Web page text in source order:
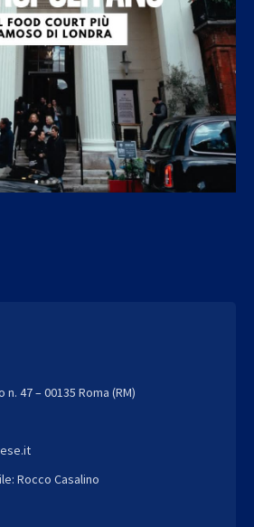
47 – 00135 Roma (RM)
Rocco Casalino